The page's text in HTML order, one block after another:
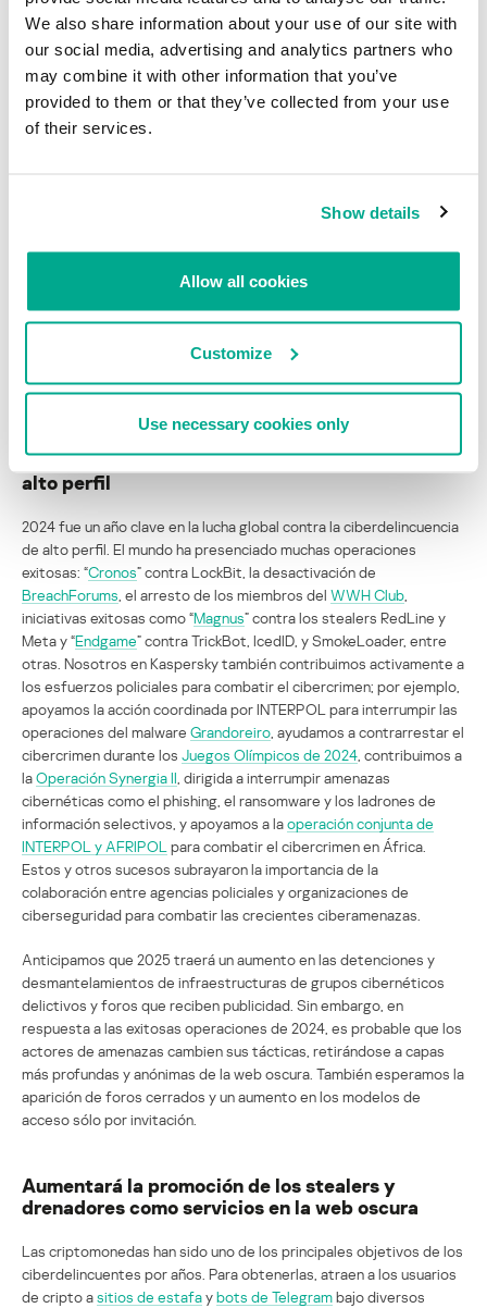
We also share information about your use of our site with
our social media, advertising and analytics partners who
may combine it with other information that you’ve
provided to them or that they’ve collected from your use
of their services.
Show details
Allow all cookies
Customize
Use necessary cookies only
Ejemplos de mensajes de actores de amenazas
anunciando el bloqueo de sus canales y cuentas de
ciberdelincuentes a los foros de la web oscura aumente la
nuevas audiencias, es probable que los administradores de foros
comiencen a introducir nuevas funciones y mejorar las condiciones
de servicios de depósito de garantía, la simplificación de los
procesos de resolución de disputas y la optimización de las
Aumento de las operaciones de agencias
policiales contra grupos de ciberdelincuentes de
alto perfil
2024 fue un año clave en la lucha global contra la ciberdelincuencia
de alto perfil. El mundo ha presenciado muchas operaciones
exitosas: “Cronos” contra LockBit, la desactivación de
BreachForums , el arresto de los miembros del WWH Club
iniciativas exitosas como “Magnus” contra los stealers RedLine y
Meta y “Endgame” contra TrickBot, IcedID, y SmokeLoader, entre
otras. Nosotros en Kaspersky también contribuimos activamente a
los esfuerzos policiales para combatir el cibercrimen; por ejemplo,
apoyamos la acción coordinada por INTERPOL para interrumpir las
operaciones del malware Grandoreiro , ayudamos a contrarrestar el
cibercrimen durante los Juegos Olímpicos de 2024 , contribuimos a
laOperación Synergia II , dirigida a interrumpir amenazas
cibernéticas como el phishing, el ransomware y los ladrones de
información selectivos, y apoyamos a laoperación conjunta de
INTERPOL y AFRIPOL para combatir el cibercrimen en África.
Estos y otros sucesos subrayaron la importancia de la
colaboración entre agencias policiales y organizaciones de
ciberseguridad para combatir las crecientes ciberamenazas.
Anticipamos que 2025 traerá un aumento en las detenciones y
desmantelamientos de infraestructuras de grupos cibernéticos
delictivos y foros que reciben publicidad. Sin embargo, en
respuesta a las exitosas operaciones de 2024, es probable que los
actores de amenazas cambien sus tácticas, retirándose a capas
más profundas y anónimas de la web oscura. También esperamos la
aparición de foros cerrados y un aumento en los modelos de
acceso sólo por invitación.
Aumentará la promoción de los stealers y
drenadores como servicios en la web oscura
Las criptomonedas han sido uno de los principales objetivos de los
ciberdelincuentes por años. Para obtenerlas, atraen a los usuarios
de cripto asitios de estafaybots de Telegrambajo diversos